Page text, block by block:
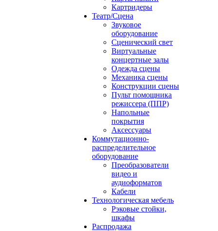
Картридеры
Театр/Сцена
Звуковое
оборудование
Сценический свет
Виртуальные
концертные залы
Одежда сцены
Механика сцены
Конструкции сцены
Пульт помощника
режиссера (ППР)
Напольные
покрытия
Аксессуары
Коммутационно-
распределительное
оборудование
Преобразователи
видео и
аудиоформатов
Кабели
Технологическая мебель
Рэковые стойки,
шкафы
Распродажа